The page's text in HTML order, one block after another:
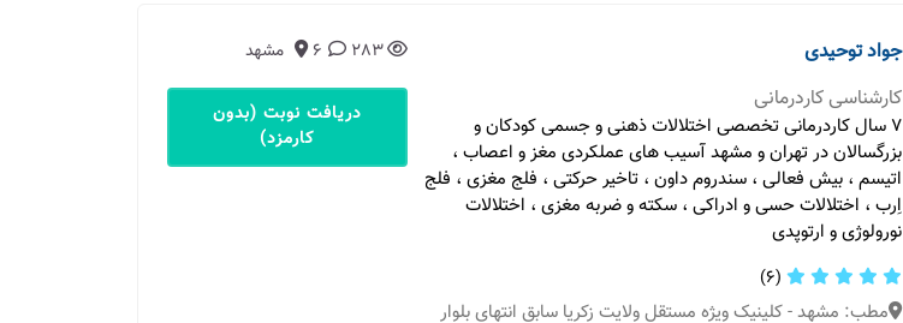
جواد توحیدی
کارشناسی کاردرمانی
۷ سال کاردرمانی تخصصی اختلالات ذهنی و جسمی کودکان و
بزرگسالان در تهران و مشهد آسیب های عملکردی مغز و اعصاب ،
اتیسم ، بیش فعالی ، سندروم داون ، تاخیر حرکتی ، فلج مغزی ، فلج
اِرب ، اختلالات حسی و ادراکی ، سکته و ضربه مغزی ، اختلالات
نورولوژی و ارتوپدی
(6)
مطب: مشهد - کلینیک ویژه مستقل ولایت زکریا سابق انتهای بلوار
283
6 مشهد
دریافت نوبت (بدون
کارمزد)